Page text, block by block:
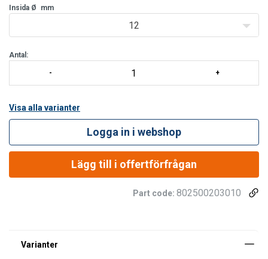
Insida Ø mm
12
Antal:
Visa alla varianter
Logga in i webshop
Lägg till i offertförfrågan
Part code: 802500203010